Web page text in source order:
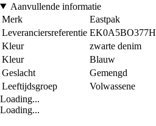
Aanvullende informatie
Merk
Eastpak
Leveranciersreferentie EK0A5BO377H
Kleur
zwarte denim
Kleur
Blauw
Geslacht
Gemengd
Leeftijdsgroep
Volwassene
Loading...
Loading...